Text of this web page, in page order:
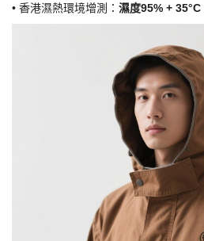
• 香港濕熱環境增測：​ ​濕度95% + 35°C​